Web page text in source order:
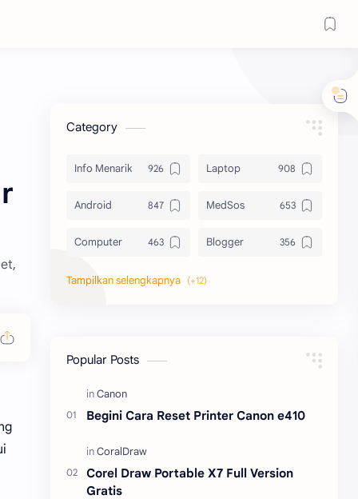
Category
Info Menarik Laptop
Android MedSos
Computer Blogger
Komputer Info Software
Canon
CoralDraw
Popular Posts
Begini Cara Reset Printer Canon e410
Corel Draw Portable X7 Full Version
Gratis